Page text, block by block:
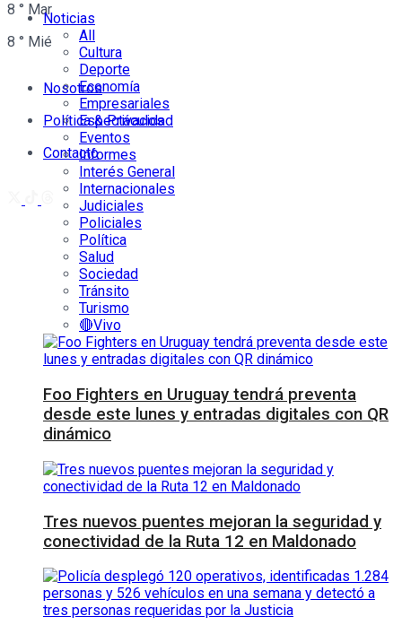
8 ° Mar
8 ° Mié
Nosotros
Política & Privacidad
Contacto
Noticias
All
Cultura
Deporte
Economía
Empresariales
Espectáculos
Eventos
Informes
Interés General
Internacionales
Judiciales
Policiales
Política
Salud
Sociedad
Tránsito
Turismo
🔴Vivo
Foo Fighters en Uruguay tendrá preventa
desde este lunes y entradas digitales con QR
dinámico
Tres nuevos puentes mejoran la seguridad y
conectividad de la Ruta 12 en Maldonado